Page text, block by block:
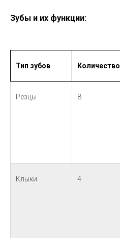
Зубы и их функции:
Тип зубов Количество
Резцы 8
Клыки 4